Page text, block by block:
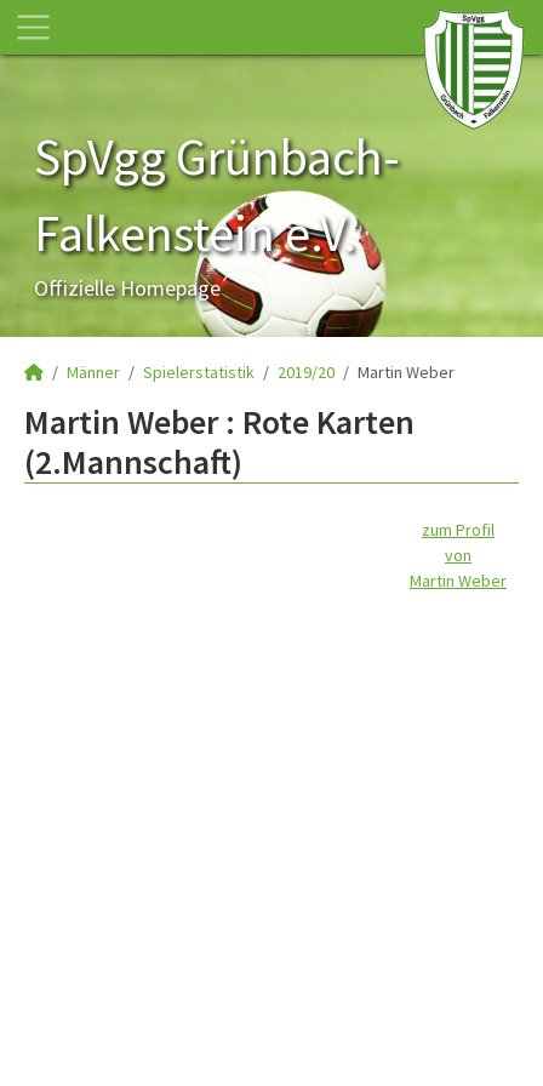
SpVgg Grünbach-
Falkenstein e.V.
Offizielle Homepage
Männer Spielerstatistik 2019/20 Martin Weber
Martin Weber : Rote Karten
(2.Mannschaft)
zum Profil
von
Martin Weber